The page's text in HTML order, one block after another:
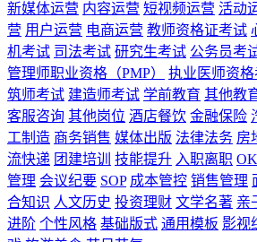
新媒体运营 内容运营 短视频运营 活动
营 用户运营 电商运营 教师资格证考试
机考试 司法考试 研究生考试 公务员考
管理师职业资格（PMP）
执业医师资
筑师考试 建造师考试 学前教育 其他教
客服咨询 其他岗位 酒店餐饮 金融保险
工制造 商务销售 媒体出版 法律法务 房
流快递 团建培训 技能提升 入职离职
管理 会议纪要 SOP 成本管控 销售管理
合知识 人文历史 投资理财 文学名著 亲
进阶 个性风格 基础版式 通用模板 影视